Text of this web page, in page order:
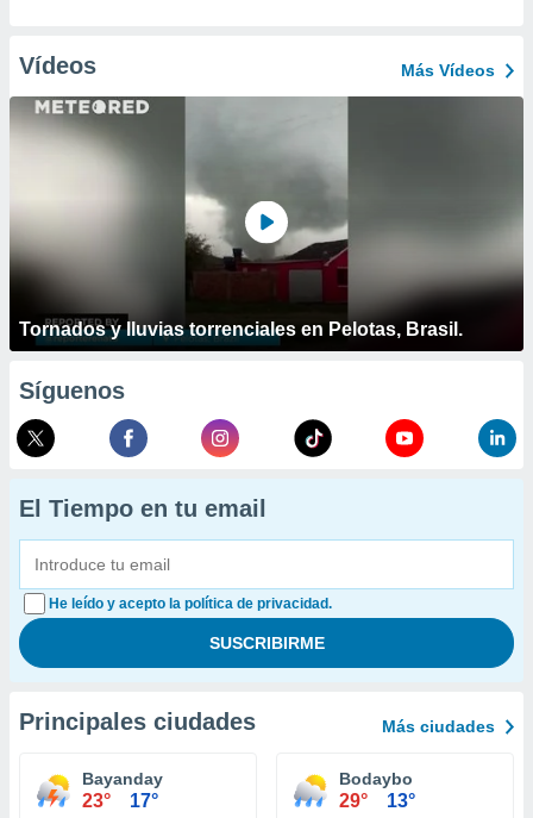
Vídeos Más Vídeos
Tornados y lluvias torrenciales en Pelotas, Brasil.
Síguenos
El Tiempo en tu email
He leído y acepto la política de privacidad.
Principales ciudades Más ciudades
Bayanday
23° 17°
Bodaybo
29° 13°